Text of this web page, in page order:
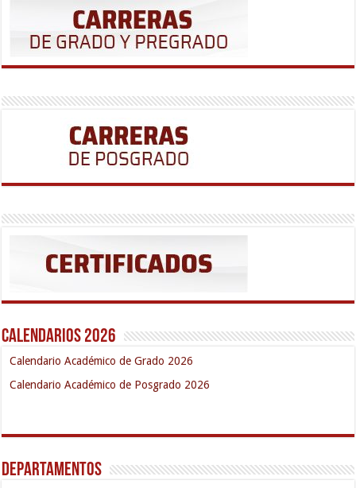
Calendarios 2026
Calendario Académico de Grado 2026
Calendario Académico de Posgrado 2026
Departamentos